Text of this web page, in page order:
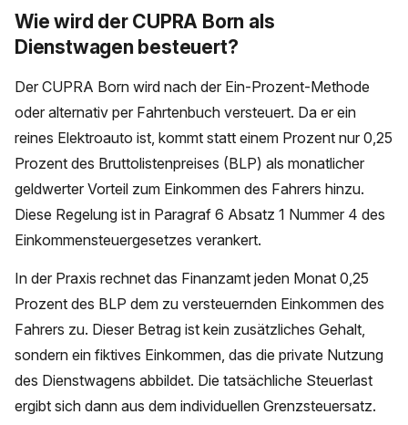
Wie wird der CUPRA Born als
Dienstwagen besteuert?
Der CUPRA Born wird nach der Ein-Prozent-Methode
oder alternativ per Fahrtenbuch versteuert. Da er ein
reines Elektroauto ist, kommt statt einem Prozent nur 0,25
Prozent des Bruttolistenpreises (BLP) als monatlicher
geldwerter Vorteil zum Einkommen des Fahrers hinzu.
Diese Regelung ist in Paragraf 6 Absatz 1 Nummer 4 des
Einkommensteuergesetzes verankert.
In der Praxis rechnet das Finanzamt jeden Monat 0,25
Prozent des BLP dem zu versteuernden Einkommen des
Fahrers zu. Dieser Betrag ist kein zusätzliches Gehalt,
sondern ein fiktives Einkommen, das die private Nutzung
des Dienstwagens abbildet. Die tatsächliche Steuerlast
ergibt sich dann aus dem individuellen Grenzsteuersatz.